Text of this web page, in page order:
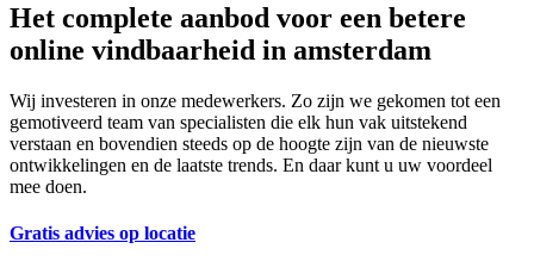
Het complete aanbod voor een betere
online vindbaarheid in amsterdam
Wij investeren in onze medewerkers. Zo zijn we gekomen tot een
gemotiveerd team van specialisten die elk hun vak uitstekend
verstaan en bovendien steeds op de hoogte zijn van de nieuwste
ontwikkelingen en de laatste trends. En daar kunt u uw voordeel
mee doen.
Gratis advies op locatie